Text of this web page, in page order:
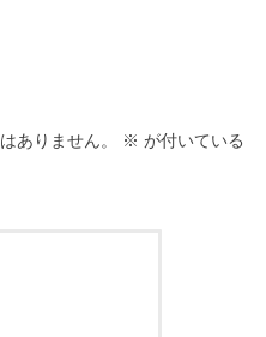
ありません。 ※ が付いている